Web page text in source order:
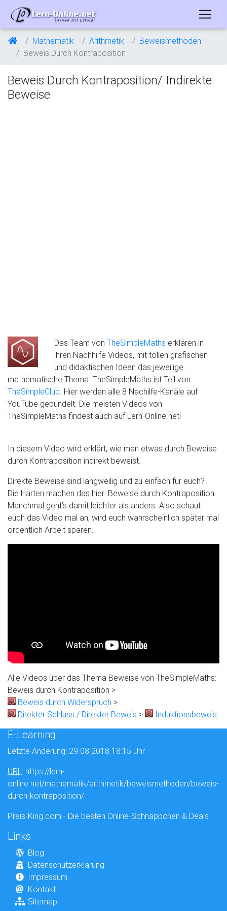
Mathematik Arithmetik
Beweismethoden
Beweis Durch Kontraposition
Beweis Durch Kontraposition/ Indirekte
Beweise
Das Team von TheSimpleMaths erklären in
ihren Nachhilfe Videos, mit tollen grafischen
und didaktischen Ideen das jeweilige
mathematische Thema. TheSimpleMaths ist Teil von
TheSimpleClub. Hier werden alle 8 Nachilfe-Kanäle auf
YouTube gebündelt. Die meisten Videos von
TheSimpleMaths findest auch auf Lern-Online.net!
In diesem Video wird erklärt, wie man etwas durch Beweise
durch Kontraposition indirekt beweist.
Direkte Beweise sind langweilig und zu einfach für euch?
Die Harten machen das hier: Beweise durch Kontraposition.
Manchmal geht’s damit leichter als anders. Also schaut
euch das Video mal an, wird euch wahrscheinlich später mal
ordentlich Arbeit sparen.
Alle Videos über das Thema Beweise von TheSimpleMaths:
Beweis durch Kontraposition >
Beweis durch Widerspruch >
Direkter Schluss / Direkter Beweis > Induktionsbeweis
E-Learning
Letzte Änderung: 29.08.2018 18:15 Uhr
URL: https://lern-
online.net/mathematik/arithmetik/beweismethoden/beweis-
durch-kontraposition/
Preis-King.com - Die besten Online-Schnäppchen & Deals
Links
Blog
Datenschutzerklärung
Impressum
Kontakt
Sitemap